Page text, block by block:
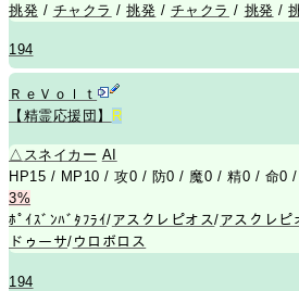
挑発 / チャクラ /挑発 / チャクラ / 挑発 /
194
ＲｅＶｏｌｔ
【精霊応援団】
R
△ スネイカー AI
HP15 / MP10 / 攻0 / 防0 / 魔0 / 精0 / 命0
3%
ﾎﾟｲｽﾞﾝﾊﾞﾀﾌﾗｲ/アスクレピオス/アスクレピ
ドゥーサ/ ウロボロス
194